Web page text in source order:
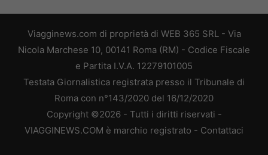
Viagginews.com di proprietà di WEB 365 SRL - Via
Nicola Marchese 10, 00141 Roma (RM) - Codice Fiscale
e Partita I.V.A. 12279101005
Testata Giornalistica registrata presso il Tribunale di
Roma con n°143/2020 del 16/12/2020
Copyright ©2026 - Tutti i diritti riservati -
VIAGGINEWS.COM è marchio registrato - Contattaci